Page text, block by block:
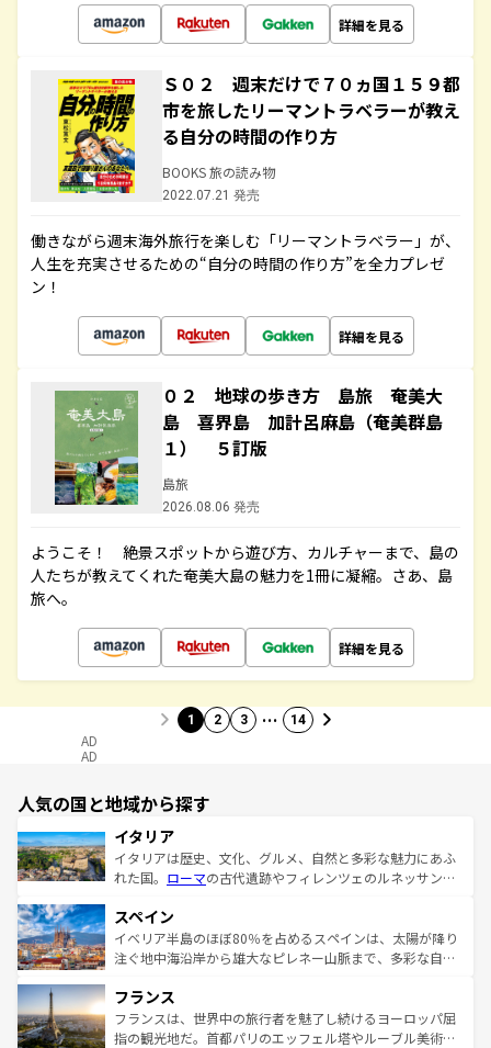
詳細を見る
Ｓ０２ 週末だけで７０ヵ国１５９都
市を旅したリーマントラベラーが教え
る自分の時間の作り方
BOOKS 旅の読み物
2022.07.21 発売
働きながら週末海外旅行を楽しむ「リーマントラベラー」が、
人生を充実させるための“自分の時間の作り方”を全力プレゼ
ン！
詳細を見る
０２ 地球の歩き方 島旅 奄美大
島 喜界島 加計呂麻島（奄美群島
１） ５訂版
島旅
2026.08.06 発売
ようこそ！ 絶景スポットから遊び方、カルチャーまで、島の
人たちが教えてくれた奄美大島の魅力を1冊に凝縮。さあ、島
旅へ。
詳細を見る
1 2 3 … 14
AD
AD
人気の国と地域から探す
イタリア
イタリアは歴史、文化、グルメ、自然と多彩な魅力にあふ
れた国。 ローマの古代遺跡やフィレンツェのルネッサンス
ろん、トスカーナの美しい田園風景やアマルフィ海岸の絶
景など、自然景観も見逃せない。観光の合間には、本場の
ピザやパスタなど、絶品のイタリア料理を堪能することも
ませてくれるイタリアで、忘れられない旅をしてみよう！
なお、新着のイタリア情報はコンテンツ一覧 を参照してほ
しい。
スペイン
イベリア半島のほぼ80％を占めるスペインは、太陽が降り
注ぐ地中海沿岸から雄大なピレネー山脈まで、多彩な自然
文化が根付くこの国では、情熱的なフラメンコ、熱気あふ
れる闘牛、そして美味しいタパスが生活の一部となってい
る。首都マドリードの洗練された雰囲気や、バルセロナの
フランス
フランスは、世界中の旅行者を魅了し続けるヨーロッパ屈
指の観光地だ。首都パリのエッフェル塔やルーブル美術館